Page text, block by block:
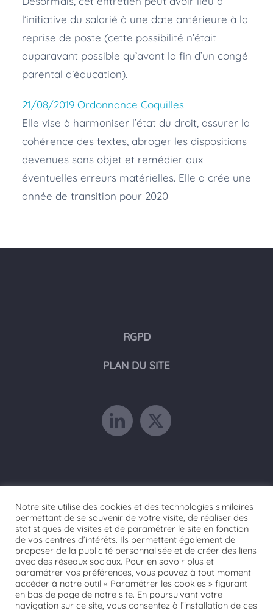
l’initiative du salarié à une date antérieure à la
reprise de poste (cette possibilité n’était
auparavant possible qu’avant la fin d’un congé
parental d’éducation).
21/08/2019 Ordonnance Coquilles
Elle vise à harmoniser l’état du droit, assurer la
cohérence des textes, abroger les dispositions
devenues sans objet et remédier aux
éventuelles erreurs matérielles. Elle a crée une
année de transition pour 2020
RGPD
PLAN DU SITE
© 2021 FORMATISSIA | tous droits réservés |
Notre site utilise des cookies et des technologies similaires
permettant de se souvenir de votre visite, de réaliser des
statistiques de visites et de paramétrer le site en fonction
de vos centres d’intérêts. Ils permettent également de
proposer de la publicité personnalisée et de créer des liens
avec des réseaux sociaux. Pour en savoir plus et
paramétrer vos préférences, vous pouvez à tout moment
accéder à notre outil « Paramétrer les cookies » figurant
en bas de page de notre site. En poursuivant votre
navigation sur ce site, vous consentez à l’installation de ces